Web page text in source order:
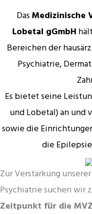
DasMedizinische
Lobetal gGmbH
Bereichen der
Psychiatrie,
Es bietet seine
und Lobetal) an und
sowie die
die
Zur Verstärkung
Psychiatrie suchen wir
Zeitpunkt für die